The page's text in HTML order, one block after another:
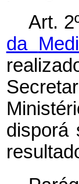
Art.
da
disporá